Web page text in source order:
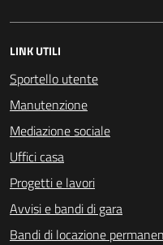
LINK UTILI
Sportello utente
Manutenzione
Mediazione sociale
Uffici casa
Progetti e lavori
Avvisi e bandi di gara
Bandi di locazione